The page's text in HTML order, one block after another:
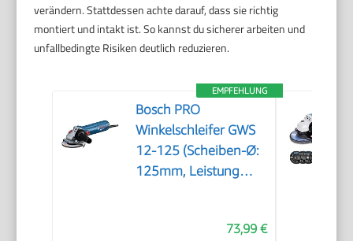
verändern. Stattdessen achte darauf, dass sie richtig
montiert und intakt ist. So kannst du sicherer arbeiten und
unfallbedingte Risiken deutlich reduzieren.
EMPFEHLUNG
Bosch PRO
Winkelschleifer GWS
12-125 (Scheiben-Ø:
125mm, Leistung
inkl. Schutzhaube,73,99 €